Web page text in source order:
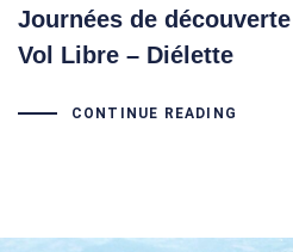
Journées de
Vol Libre – Diélette
CONTINUE READING